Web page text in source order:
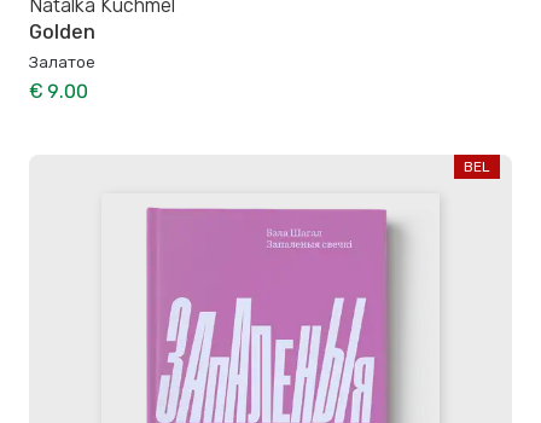
Natalka Kuchmel
Golden
Залатое
€ 9.00
BEL